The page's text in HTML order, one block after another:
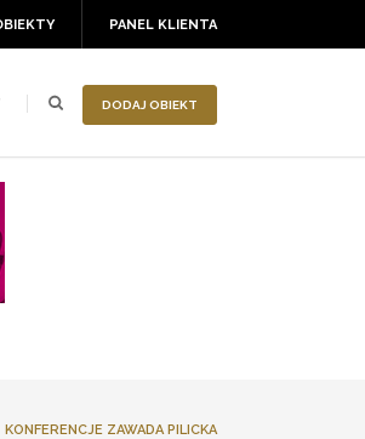
PANEL KLIENTA
DODAJ OBIEKT
KONFERENCJE ZAWADA PILICKA